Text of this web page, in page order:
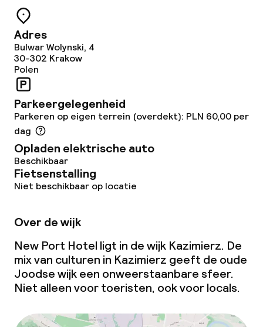
Adres
Bulwar Wolynski, 4
30-302 Krakow
Polen
Parkeergelegenheid
Parkeren op eigen terrein (overdekt): PLN 60,00 per
dag
Opladen elektrische auto
Beschikbaar
Fietsenstalling
Niet beschikbaar op locatie
Over de wijk
New Port Hotel ligt in de wijk Kazimierz. De
mix van culturen in Kazimierz geeft de oude
Joodse wijk een onweerstaanbare sfeer.
Niet alleen voor toeristen, ook voor locals.